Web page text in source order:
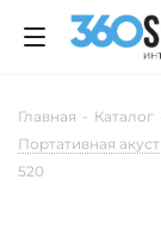
Главная - Каталог
Портативная
520